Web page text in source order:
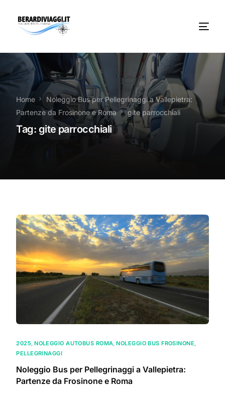
Home
Noleggio Bus per Pellegrinaggi a Vallepietra:
Partenze da Frosinone e Roma
gite parrocchiali
Tag: gite parrocchiali
2025,NOLEGGIO AUTOBUS ROMA,NOLEGGIO BUS FROSINONE,
PELLEGRINAGGI
Noleggio Bus per Pellegrinaggi a Vallepietra:
Partenze da Frosinone e Roma
Chi Siamo
Noleggio
Autobus servizi
Vacanze Viaggi Frosinone